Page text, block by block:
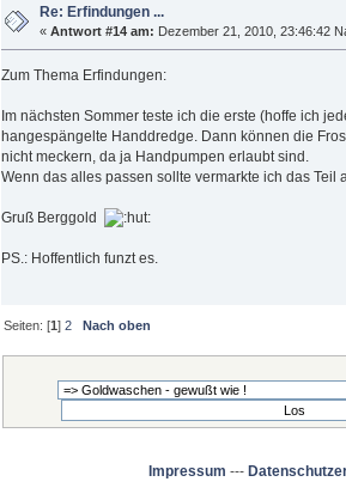
Re: Erfindungen ...
«Antwort #14 am: Dezember 21, 2010, 23:46:42
Zum Thema Erfindungen:
Im nächsten Sommer teste ich die erste (hoffe ich
hangespängelte Handdredge. Dann können die
nicht meckern, da ja Handpumpen erlaubt sind.
Wenn das alles passen sollte vermarkte ich das Teil
Gruß Berggold
PS.: Hoffentlich funzt es.
Seiten: [1]2 Nach oben
Impressum ---